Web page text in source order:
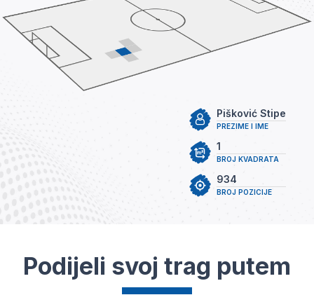
PREZIME I IME
Pišković Stipe
BROJ KVADRATA
1
BROJ POZICIJE
934
Podijeli svoj trag putem